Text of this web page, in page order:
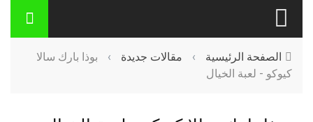
الصفحة الرئيسية › مقالات جديدة ›
بوذا بارك سالا
كيوكو - لعبة الخيال